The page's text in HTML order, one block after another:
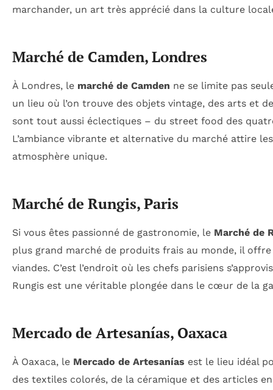
marchander, un art très apprécié dans la culture
Marché de Camden, Londres
À Londres, le marché de Camden ne se limite pas
un lieu où l’on trouve des objets vintage, des arts et
sont tout aussi éclectiques – du street food des
L’ambiance vibrante et alternative du marché attire
atmosphère unique.
Marché de Rungis, Paris
Si vous êtes passionné de gastronomie, le Marché de
plus grand marché de produits frais au monde, il
viandes. C’est l’endroit où les chefs parisiens
Rungis est une véritable plongée dans le cœur de la
Mercado de Artesanías, Oaxaca
À Oaxaca, le Mercado de Artesanías est le lieu idéal
des textiles colorés, de la céramique et des articles